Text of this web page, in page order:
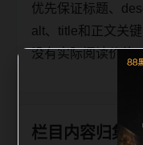
优先保证标题、
alt、title和正文关
没有实际阅读价值
栏目内容归集